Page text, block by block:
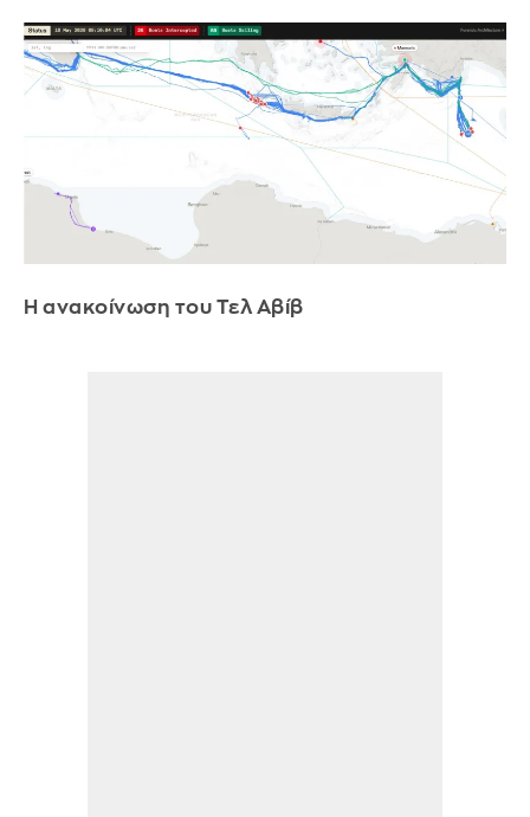
Η ανακοίνωση του Τελ Αβίβ